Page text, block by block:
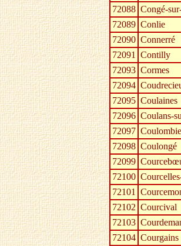
72088 Congé-
72089 Conlie
72090 Connerré
72091 Contilly
72093 Cormes
72094
72095 Coulaines
72096 Coulans-
72097
72098 Coulongé
72099
72100
72101
72102 Courcival
72103
72104 Courgains